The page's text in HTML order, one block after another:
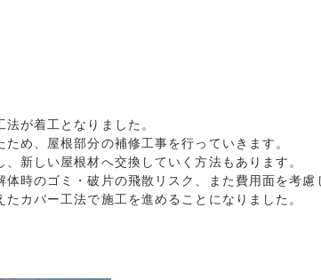
が着工となりました。
め、屋根部分の補修工事を行っていきます。
新しい屋根材へ交換していく方法もあります。
時のゴミ・破片の飛散リスク、また費用面を考慮
カバー工法で施工を進めることになりました。